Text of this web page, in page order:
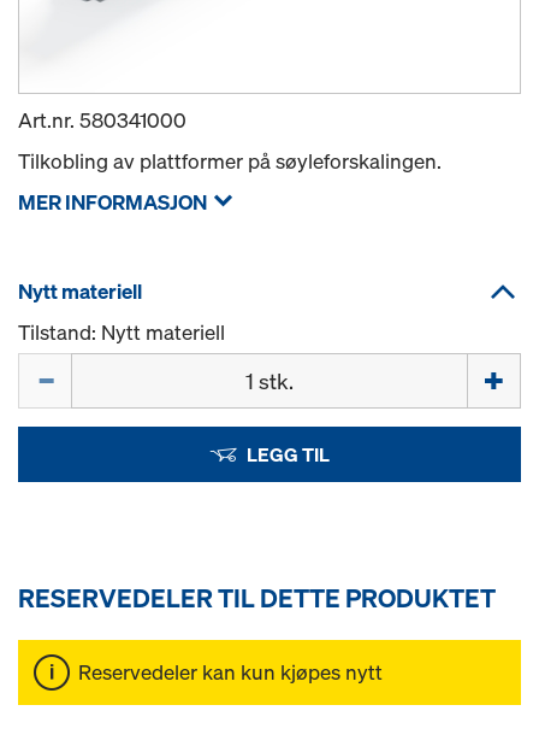
Art.nr. 580341000
Tilkobling av plattformer på søyleforskalingen.
MER INFORMASJON
Nytt materiell
Tilstand: Nytt materiell
LEGG TIL
RESERVEDELER TIL DETTE PRODUKTET
Reservedeler kan kun kjøpes nytt